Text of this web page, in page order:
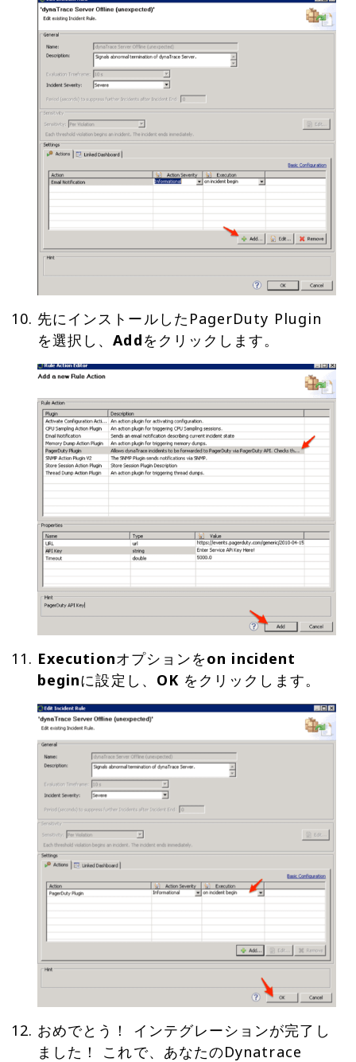
先にインストールしたPagerDuty Plugin
を選択し、Add
Executionオプションをon incident
beginに設定し、 OK
おめでとう！ インテグレーションが完了し
ました！ これで、あなたのDynatrace